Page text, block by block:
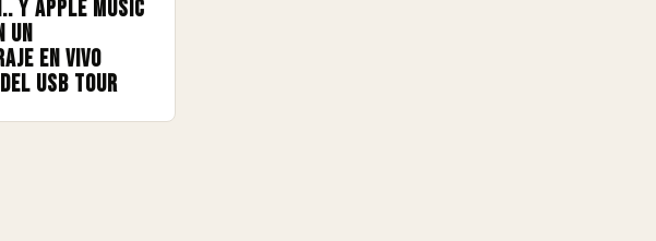
y Apple Music
un
en vivo
USB Tour